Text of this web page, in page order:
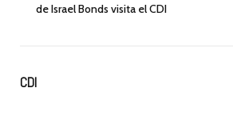
de Israel Bonds visita el CDI
CDI